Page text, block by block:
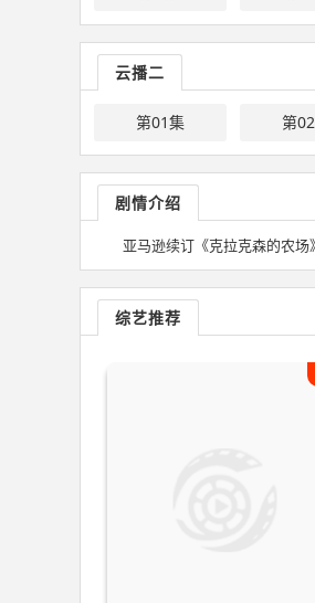
云播二
第01集 第
剧情介绍
亚马逊续订《克拉克森的农场
综艺推荐